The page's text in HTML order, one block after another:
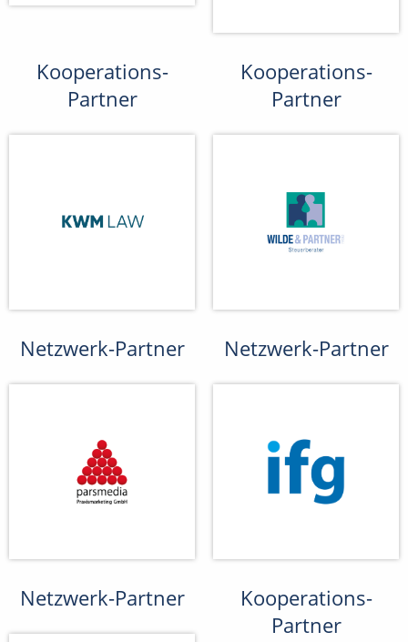
Kooperations-
Partner
Kooperations-
Partner
Netzwerk-Partner Netzwerk-Partner
Netzwerk-Partner
Kooperations-
Partner